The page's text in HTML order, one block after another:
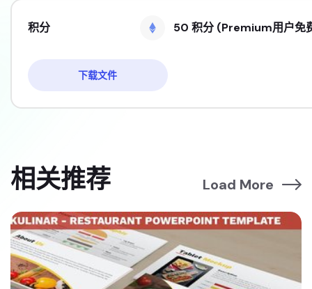
积分 50 积分 (Premium用户免
下载文件
相关推荐 Load More